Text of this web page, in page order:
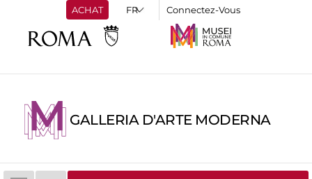
ACHAT Connectez-Vous
GALLERIA D'ARTE MODERNA